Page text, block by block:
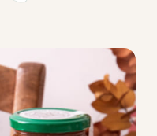
Mélanges
apéritifs
Tartinables
apéritifs